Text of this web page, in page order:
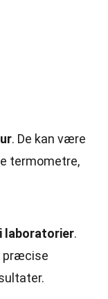
. De kan være
termometre,
laboratorier.
præcise